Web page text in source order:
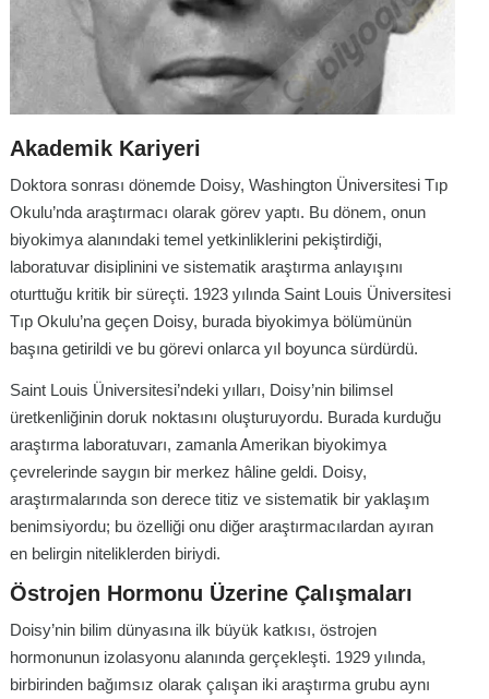
Akademik Kariyeri
Doktora sonrası dönemde Doisy, Washington Üniversitesi Tıp
Okulu’nda araştırmacı olarak görev yaptı. Bu dönem, onun
biyokimya alanındaki temel yetkinliklerini pekiştirdiği,
laboratuvar disiplinini ve sistematik araştırma anlayışını
oturttuğu kritik bir süreçti. 1923 yılında Saint Louis Üniversitesi
Tıp Okulu’na geçen Doisy, burada biyokimya bölümünün
başına getirildi ve bu görevi onlarca yıl boyunca sürdürdü.
Saint Louis Üniversitesi’ndeki yılları, Doisy’nin bilimsel
üretkenliğinin doruk noktasını oluşturuyordu. Burada kurduğu
araştırma laboratuvarı, zamanla Amerikan biyokimya
çevrelerinde saygın bir merkez hâline geldi. Doisy,
araştırmalarında son derece titiz ve sistematik bir yaklaşım
benimsiyordu; bu özelliği onu diğer araştırmacılardan ayıran
en belirgin niteliklerden biriydi.
Östrojen Hormonu Üzerine Çalışmaları
Doisy’nin bilim dünyasına ilk büyük katkısı, östrojen
hormonunun izolasyonu alanında gerçekleşti. 1929 yılında,
birbirinden bağımsız olarak çalışan iki araştırma grubu aynı